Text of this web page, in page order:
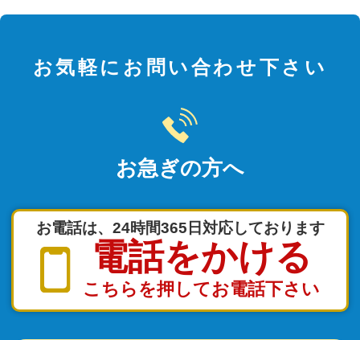
お気軽にお問い合わせ下さい
お急ぎの方へ
お電話は、24時間365日対応しております
電話をかける
こちらを押してお電話下さい